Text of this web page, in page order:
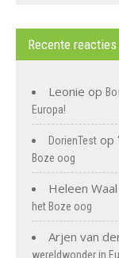
Recente reacties
Leonie op
Europa!
DorienTest op
Boze oog
Heleen Waal
het Boze oog
Arjen van
wereldwonder in